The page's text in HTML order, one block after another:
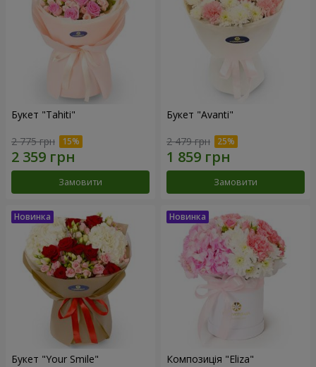
Букет "Tahiti"
2 775 грн
Замовити
Букет "Avanti"
2 479 грн
Замовити
Букет "Your Smile" Композиція "Eliza"